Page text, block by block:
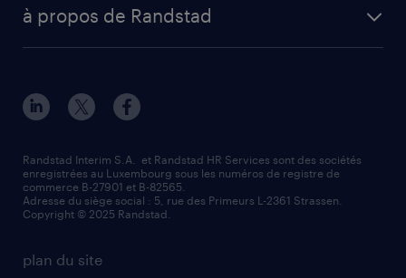
votre lettre de motivation
tout savoir sur l'intérim
recherche de personnel
demander à être contacté
mag RH
Esch-sur-Alzette (rue de Luxembourg)
Strassen
Wiltz
à propos de Randstad
notre histoire
responsabilité
valeurs et mission
information importante
randstad dans le monde
plan du site
Randstad Interim S.A. et Randstad HR Services sont des sociétés
enregistrées au Luxembourg sous les numéros de registre de
commerce B-27901 et B-82565.
Adresse du siège social : 5, rue des Primeurs L-2361 Strassen.
Copyright © 2025 Randstad.